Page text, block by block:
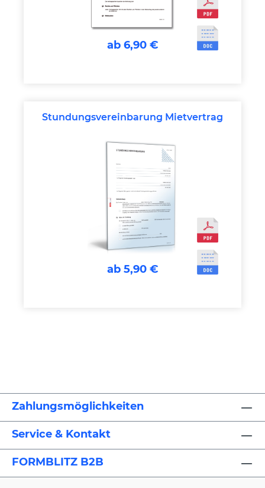
ab 6,90 €
Stundungsvereinbarung Mietvertrag
ab 5,90 €
Zahlungsmöglichkeiten
Service & Kontakt
FORMBLITZ B2B